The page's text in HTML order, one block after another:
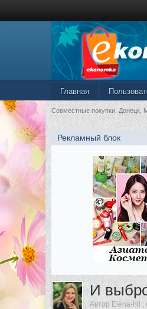
Главная
Совместные покупки. Донецк,
Рекламный блок
И
АвторElena-hll ,